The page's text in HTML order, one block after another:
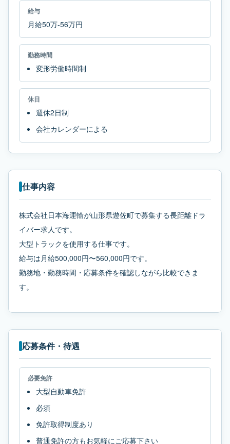
給与
月給50万-56万円
勤務時間
変形労働時間制
休日
週休2日制
会社カレンダーによる
仕事内容
株式会社日本海運輸が山形県遊佐町で募集する長距離ドラ
イバー求人です。
大型トラックを使用する仕事です。
給与は月給500,000円〜560,000円です。
勤務地・勤務時間・応募条件を確認しながら比較できま
す。
応募条件・待遇
必要免許
大型自動車免許
必須
免許取得制度あり
普通免許の方もお気軽にご応募下さい